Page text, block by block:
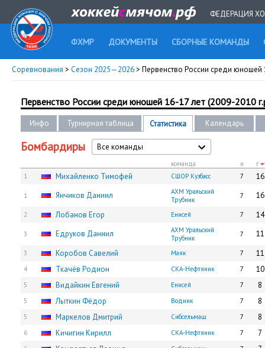
ФЕДЕРАЦИЯ
ФХМР ДОКУМЕНТЫ СБОРНЫЕ КОМАНДЫ
Соревнования > Сезон 2025—2026> Первенство России среди юношей
Первенство России среди юношей 16-17 лет (2009-2010
Инфо Турнирная таблица Статистика Календарь
Бомбардиры Все команды
команда и
г
1
Михайленко Тимофей СШОР Кузбасс 7 16
1 Янчиков Даниил
АХМ Уральский
Трубник
7 16
2 Лобанов Егор Енисей 7 14
3 Едруков Даниил
АХМ Уральский
Трубник
7 11
3 Коробов Савелий Маяк 7 11
4 Ткачёв Родион СКА-Нефтяник 7 10
5 Видайкин Евгений Енисей 7 8
5 Лыткин Фёдор Водник 7 8
5 Маркелов Дмитрий Сибсельмаш 7 8
6 Кичигин Кирилл СКА-Нефтяник 7 7